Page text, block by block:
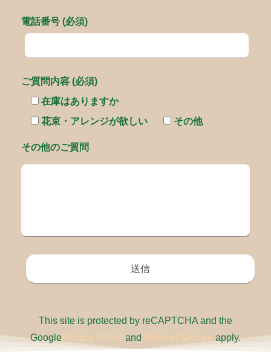
電話番号 (必須)
ご質問内容 (必須)
在庫はありますか
花束・アレンジが欲しい
その他
その他のご質問
This site is protected by reCAPTCHA and the
GooglePrivacy Policy andTerms of Service apply.